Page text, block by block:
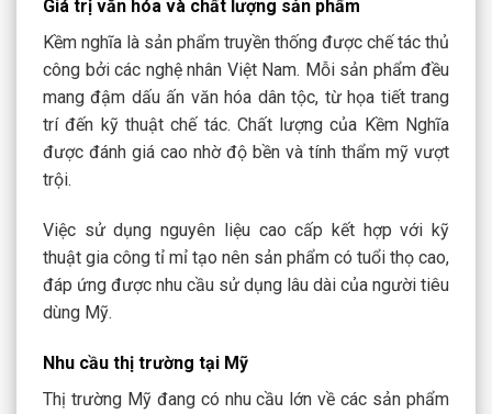
Giá trị văn hóa và chất lượng sản phẩm
Kềm nghĩa là sản phẩm truyền thống được chế tác thủ
công bởi các nghệ nhân Việt Nam. Mỗi sản phẩm đều
mang đậm dấu ấn văn hóa dân tộc, từ họa tiết trang
trí đến kỹ thuật chế tác. Chất lượng của Kềm Nghĩa
được đánh giá cao nhờ độ bền và tính thẩm mỹ vượt
trội.
Việc sử dụng nguyên liệu cao cấp kết hợp với kỹ
thuật gia công tỉ mỉ tạo nên sản phẩm có tuổi thọ cao,
đáp ứng được nhu cầu sử dụng lâu dài của người tiêu
dùng Mỹ.
Nhu cầu thị trường tại Mỹ
Thị trường Mỹ đang có nhu cầu lớn về các sản phẩm